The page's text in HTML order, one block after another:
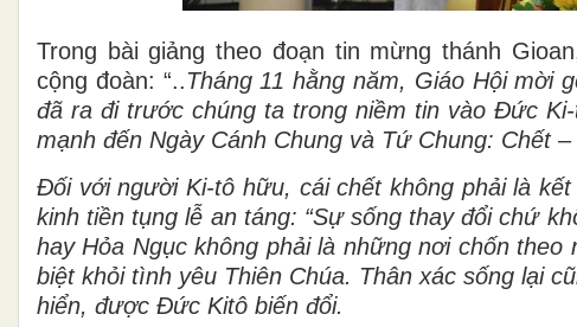
Trong bài giảng theo đoạn tin mừng thánh
cộng đoàn: “..Tháng 11 hằng năm, Giáo Hội mời
đã ra đi trước chúng ta trong niềm tin vào Đức
mạnh đến Ngày Cánh Chung và Tứ Chung: Chết
Đối với người Ki-tô hữu, cái chết không phải là
kinh tiền tụng lễ an táng: “Sự sống thay đổi chứ
hay Hỏa Ngục không phải là những nơi chốn
biệt khỏi tình yêu Thiên Chúa. Thân xác sống lại
hiển, được Đức Kitô biến đổi.